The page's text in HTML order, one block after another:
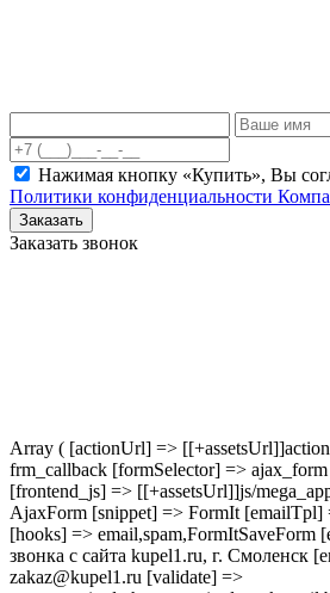
Нажимая кнопку «Купить», Вы
Политики конфиденциальности
Заказать
Заказать звонок
Array ( [actionUrl] =>
frm_callback [formSelector] =>
[frontend_js] => [[+assetsUrl]]js/
AjaxForm [snippet] => FormIt [emailTpl]
[hooks] => email,spam,FormItSaveForm
звонка с сайта kupel1.ru, г. Смоленск
zakaz@kupel1.ru [validate] =>